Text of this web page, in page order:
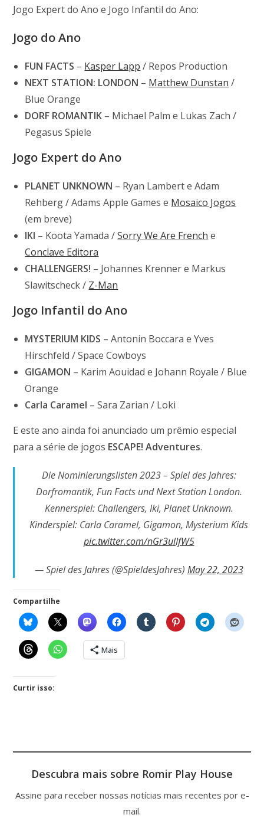
Jogo Expert do Ano e Jogo Infantil do Ano:
Jogo do Ano
FUN FACTS – Kasper Lapp / Repos Production
NEXT STATION: LONDON – Matthew Dunstan /
Blue Orange
DORF ROMANTIK – Michael Palm e Lukas Zach /
Pegasus Spiele
Jogo Expert do Ano
PLANET UNKNOWN – Ryan Lambert e Adam
Rehberg / Adams Apple Games e Mosaico Jogos
(em breve)
IKI – Koota Yamada /Sorry We Are French e
Conclave Editora
CHALLENGERS! – Johannes Krenner e Markus
Slawitscheck / Z-Man
Jogo Infantil do Ano
MYSTERIUM KIDS – Antonin Boccara e Yves
Hirschfeld / Space Cowboys
GIGAMON – Karim Aouidad e Johann Royale / Blue
Orange
Carla Caramel – Sara Zarian / Loki
E este ano ainda foi anunciado um prêmio especial
para a série de jogos ESCAPE! Adventures.
Die Nominierungslisten 2023 – Spiel des Jahres:
Dorfromantik, Fun Facts und Next Station London.
Kennerspiel: Challengers, Iki, Planet Unknown.
Kinderspiel: Carla Caramel, Gigamon, Mysterium Kids
pic.twitter.com/nGr3ulIfW5
— Spiel des Jahres (@SpieldesJahres) May 22, 2023
Compartilhe
Mais
Curtir isso:
Descubra mais sobre Romir Play House
Assine para receber nossas notícias mais recentes por e-
mail.